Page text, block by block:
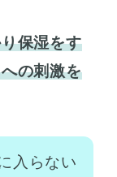
保湿をす
の刺激を
入らない